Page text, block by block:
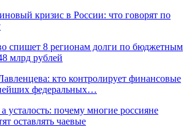
кризис в России: что говорят по
спишет 8 регионам долги по бюджетным
млрд рублей
кто контролирует финансовые
федеральных…
усталость: почему многие россияне
оставлять чаевые